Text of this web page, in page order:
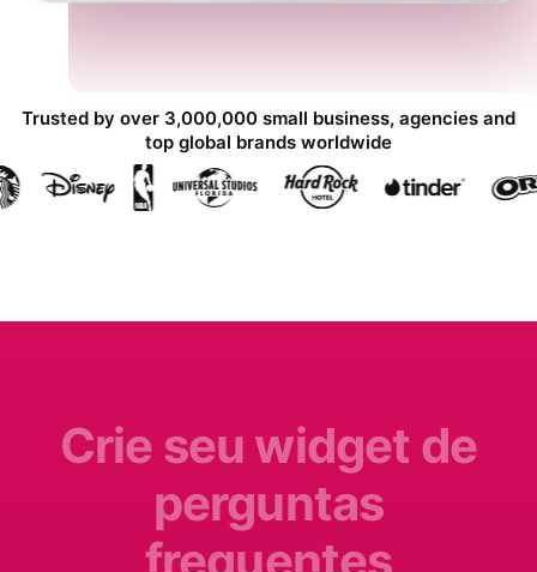
Trusted by over 3,000,000 small business, agencies and
top global brands worldwide
Crie seu widget de
perguntas